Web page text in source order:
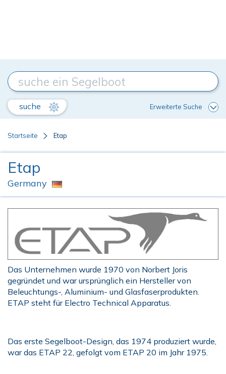
suche Erweiterte Suche
Startseite Etap
Etap
Germany
Das Unternehmen wurde 1970 von Norbert Joris
gegründet und war ursprünglich ein Hersteller von
Beleuchtungs-, Aluminium- und Glasfaserprodukten.
ETAP steht für Electro Technical Apparatus.
Das erste Segelboot-Design, das 1974 produziert wurde,
war das ETAP 22, gefolgt vom ETAP 20 im Jahr 1975.